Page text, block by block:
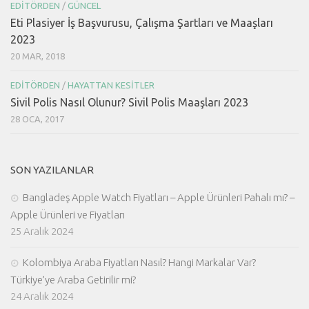
EDITÖRDEN / GÜNCEL
Eti Plasiyer İş Başvurusu, Çalışma Şartları ve Maaşları
2023
20 MAR, 2018
EDITÖRDEN / HAYATTAN KESITLER
Sivil Polis Nasıl Olunur? Sivil Polis Maaşları 2023
28 OCA, 2017
SON YAZILANLAR
Bangladeş Apple Watch Fiyatları – Apple Ürünleri Pahalı mı? –
Apple Ürünleri ve Fiyatları
25 Aralık 2024
Kolombiya Araba Fiyatları Nasıl? Hangi Markalar Var?
Türkiye’ye Araba Getirilir mi?
24 Aralık 2024